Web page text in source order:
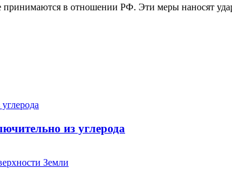
принимаются в отношении РФ. Эти меры наносят
из углерода